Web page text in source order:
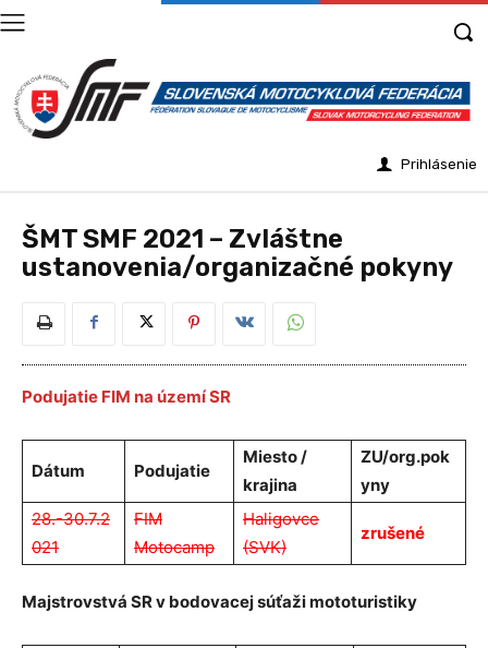
Prihlásenie
ŠMT SMF 2021 – Zvláštne
ustanovenia/organizačné pokyny
Podujatie FIM na území SR
Dátum Podujatie
Miesto /
krajina
ZU/org.pok
yny
28.-30.7.2
021
FIM
Motocamp
Haligovce
(SVK)
zrušené
Majstrovstvá SR v bodovacej súťaži mototuristiky